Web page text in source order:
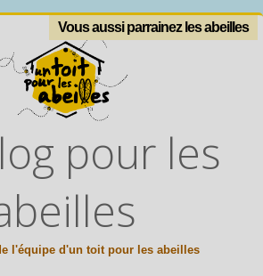
Vous aussi parrainez les abeilles
pour les
l'équipe d'un toit pour les abeilles